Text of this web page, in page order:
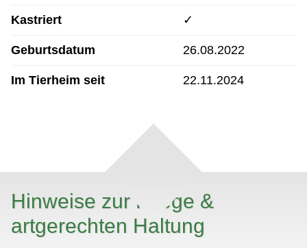
Kastriert ✓
Geburtsdatum 26.08.2022
Im Tierheim seit 22.11.2024
Hinweise zur Pflege &
artgerechten Haltung